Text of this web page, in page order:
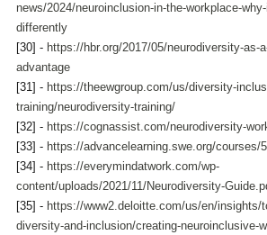
news/2024/neuroinclusion-in-the-workplace-
differently
[30] - https://hbr.org/2017/05/neurodiversity-as-
advantage
[31] - https://theewgroup.com/us/diversity-
training/neurodiversity-training/
[32] - https://cognassist.com/neurodiversity-
[33] - https://advancelearning.swe.org/courses/
[34] - https://everymindatwork.com/wp-
content/uploads/2021/11/Neurodiversity-
[35] - https://www2.deloitte.com/us/en/insights/
diversity-and-inclusion/creating-neuroinclusive-